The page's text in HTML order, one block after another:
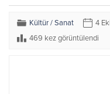
Kültür / Sanat 4
469 kez görüntülendi